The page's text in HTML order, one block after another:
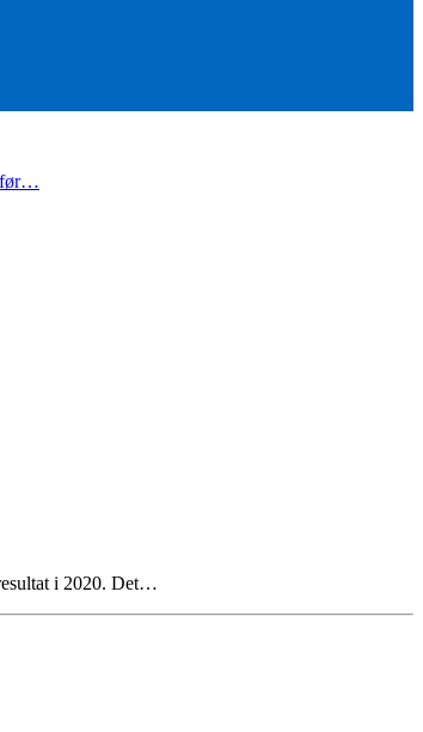
før…
i 2020. Det…